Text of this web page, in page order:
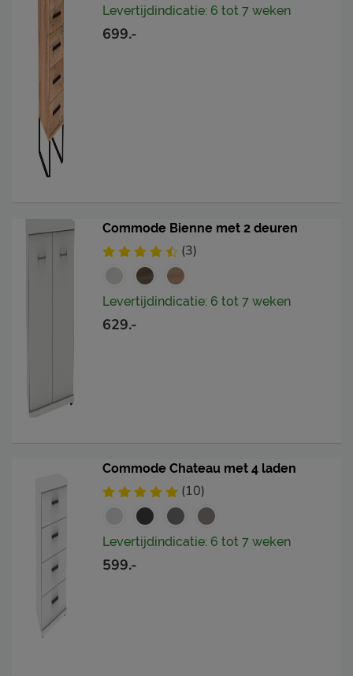
Levertijdindicatie: 6 tot 7 weken
699.-
Commode Bienne met 2 deuren
(3)
Levertijdindicatie: 6 tot 7 weken
629.-
Commode Chateau met 4 laden
(10)
Levertijdindicatie: 6 tot 7 weken
599.-